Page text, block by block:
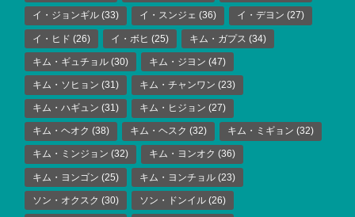
イ・ジョンギル (33) イ・スンジェ (36) イ・デヨン (27)
イ・ヒド (26) イ・ボヒ (25) キム・ガプス (34)
キム・ギュチョル (30) キム・ジヨン (47)
キム・ソヒョン (31) キム・チャンワン (23)
キム・ハギュン (31) キム・ヒジョン (27)
キム・ヘオク (38) キム・ヘスク (32) キム・ミギョン (32)
キム・ミンジョン (32) キム・ヨンオク (36)
キム・ヨンゴン (25) キム・ヨンチョル (23)
ソン・オクスク (30) ソン・ドンイル (26)